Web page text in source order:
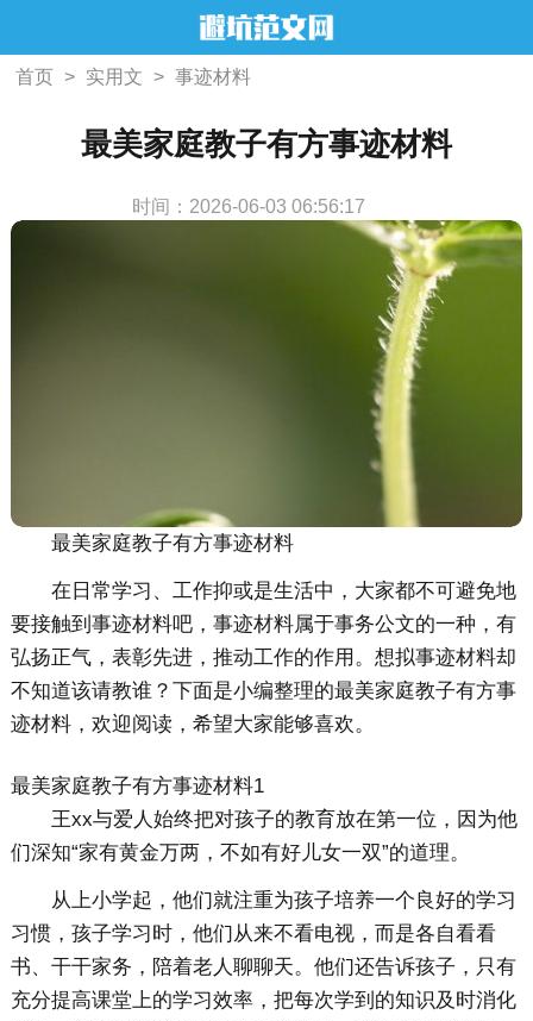
首页 > 实用文 > 事迹材料
最美家庭教子有方事迹材料
时间：2026-06-03 06:56:17
最美家庭教子有方事迹材料
在日常学习、工作抑或是生活中，大家都不可避免地
要接触到事迹材料吧，事迹材料属于事务公文的一种，有
弘扬正气，表彰先进，推动工作的作用。想拟事迹材料却
不知道该请教谁？下面是小编整理的最美家庭教子有方事
迹材料，欢迎阅读，希望大家能够喜欢。
最美家庭教子有方事迹材料1
王xx与爱人始终把对孩子的教育放在第一位，因为他
们深知“家有黄金万两，不如有好儿女一双”的道理。
从上小学起，他们就注重为孩子培养一个良好的学习
习惯，孩子学习时，他们从来不看电视，而是各自看看
书、干干家务，陪着老人聊聊天。他们还告诉孩子，只有
充分提高课堂上的学习效率，把每次学到的知识及时消化